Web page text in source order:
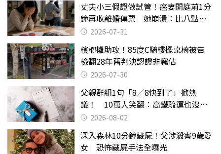
丈夫小三假證做試管！癌妻開庭前1分
鐘再收離婚傳票 她崩潰：比八點檔
還扯2026-07-31
檳榔攤助攻！85度C騎樓擺桌椅被告
檢翻28年舊判決認證非竊佔
2026-07-30
父親群組1句「8／8快到了」掀熱
議！ 10萬人笑翻：高鐵疏運也沒列
父親節
2026-08-02
深入森林10分鐘藏屍！父涉殺害9歲愛
女 恐怖藏屍手法全曝光